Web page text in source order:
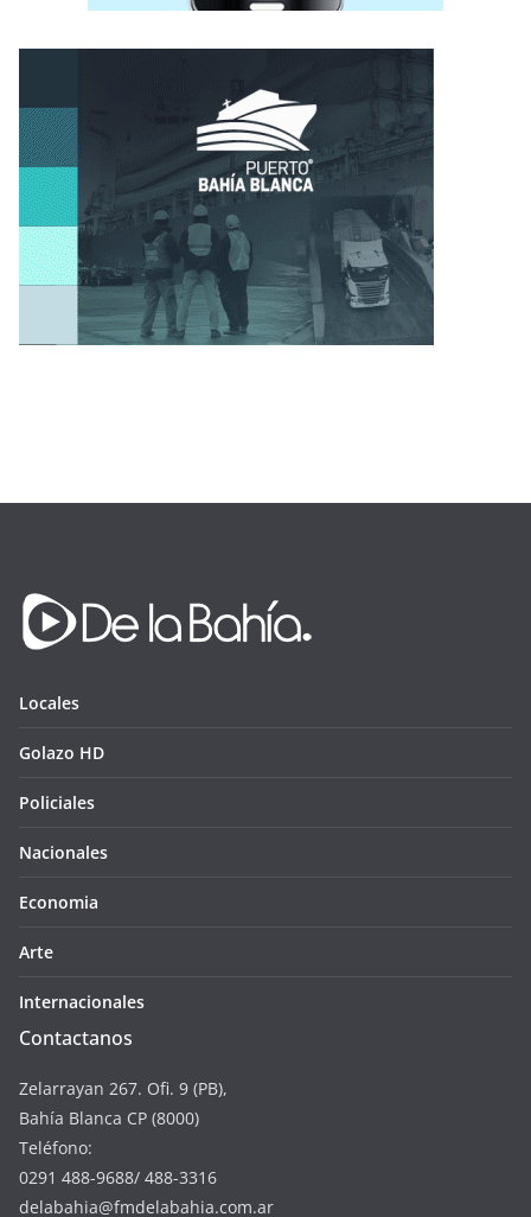
Locales
Golazo HD
Policiales
Nacionales
Economia
Arte
Internacionales
Contactanos
Zelarrayan 267. Ofi. 9 (PB),
Bahía Blanca CP (8000)
Teléfono:
0291 488-9688/ 488-3316
delabahia@fmdelabahia.com.ar